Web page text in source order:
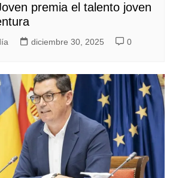
premia el talento joven
diciembre 30, 2025 0